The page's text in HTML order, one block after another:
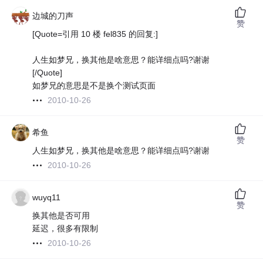
边城的刀声
[Quote=引用 10 楼 fel835 的回复:]
人生如梦兄，换其他是啥意思？能详细点吗?谢谢
[/Quote]
如梦兄的意思是不是换个测试页面
2010-10-26
赞
希鱼
人生如梦兄，换其他是啥意思？能详细点吗?谢谢
2010-10-26
赞
wuyq11
换其他是否可用
延迟，很多有限制
2010-10-26
赞